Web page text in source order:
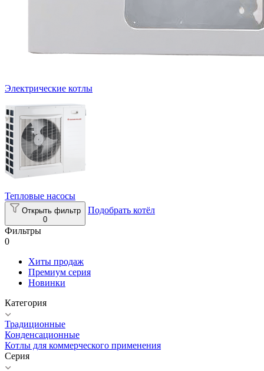
Электрические котлы
Тепловые насосы
Открыть фильтр
0
Подобрать котёл
Фильтры
0
Хиты продаж
Премиум серия
Новинки
Категория
Традиционные
Конденсационные
Котлы для коммерческого применения
Серия